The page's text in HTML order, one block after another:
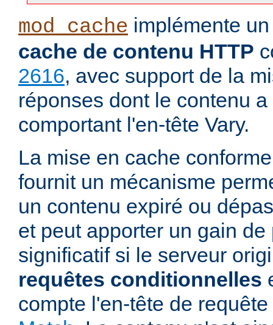
mod_cache implémente
cache de contenu HTTP
2616, avec support de la
réponses dont le contenu
comportant l'en-tête Vary.
La mise en cache
fournit un mécanisme
un contenu expiré ou
et peut apporter un gain
significatif si le serveur
requêtes conditionnelles
compte l'en-tête de